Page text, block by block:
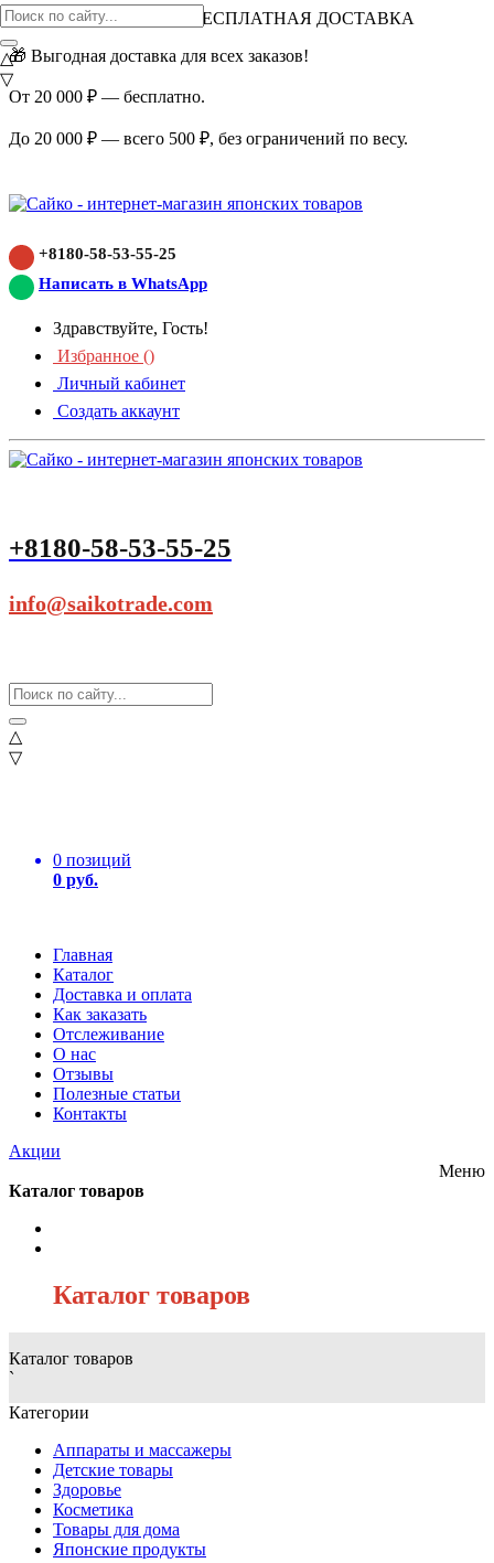
ВНИМАНИЕ АКЦИЯ!
БЕСПЛАТНАЯ ДОСТАВКА
🎁 Выгодная доставка для всех заказов!
От 20 000 ₽ — бесплатно.
До 20 000 ₽ — всего 500 ₽, без ограничений по весу.
+8180-58-53-55-25
Написать в WhatsApp
Здравствуйте, Гость!
Избранное ()
Личный кабинет
Создать аккаунт
+8180-58-53-55-25
info@saikotrade.com
△
▽
0 позиций
0 руб.
Главная
Каталог
Доставка и оплата
Как заказать
Отслеживание
О нас
Отзывы
Полезные статьи
Контакты
Акции
△
▽
Меню
Каталог товаров
Каталог товаров
Каталог товаров
`
Категории
Аппараты и массажеры
Детские товары
Здоровье
Косметика
Товары для дома
Японские продукты